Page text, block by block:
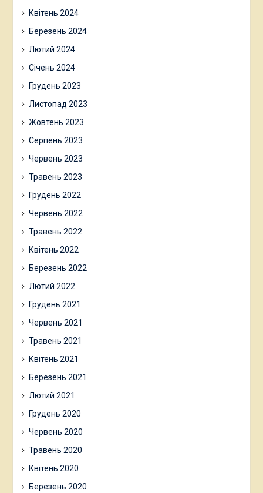
Квітень 2024
Березень 2024
Лютий 2024
Січень 2024
Грудень 2023
Листопад 2023
Жовтень 2023
Серпень 2023
Червень 2023
Травень 2023
Грудень 2022
Червень 2022
Травень 2022
Квітень 2022
Березень 2022
Лютий 2022
Грудень 2021
Червень 2021
Травень 2021
Квітень 2021
Березень 2021
Лютий 2021
Грудень 2020
Червень 2020
Травень 2020
Квітень 2020
Березень 2020